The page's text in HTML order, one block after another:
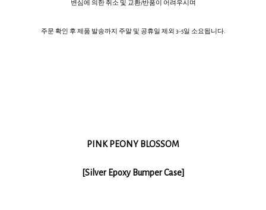
변심에 의한 취소 및 교환/반품이 어려우시며
주문 확인 후 제품 발송까지 주말 및 공휴일 제외 3~5일 소요됩니다.
PINK PEONY BLOSSOM
[Silver Epoxy Bumper Case]